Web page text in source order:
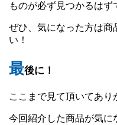
ものが必ず見つかるはず
ぜひ、気になった方は商
い！
最後に！
ここまで見て頂いてあり
今回紹介した商品が気